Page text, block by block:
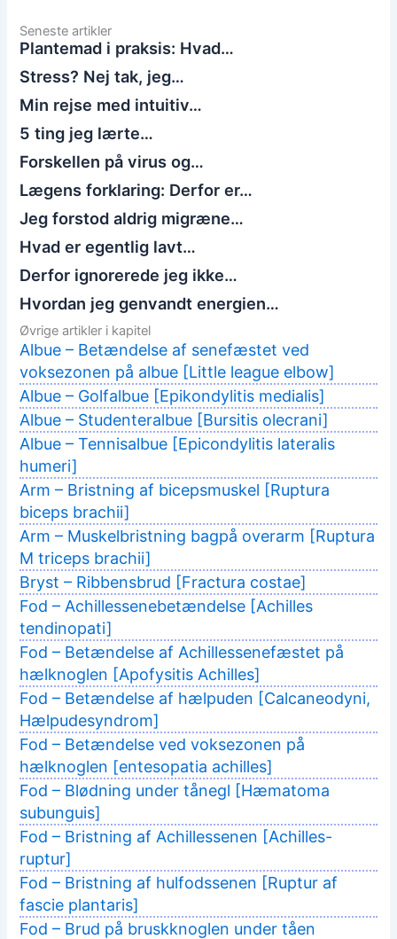
Seneste artikler
Plantemad i praksis: Hvad…
Stress? Nej tak, jeg…
Min rejse med intuitiv…
5 ting jeg lærte…
Forskellen på virus og…
Lægens forklaring: Derfor er…
Jeg forstod aldrig migræne…
Hvad er egentlig lavt…
Derfor ignorerede jeg ikke…
Hvordan jeg genvandt energien…
Øvrige artikler i kapitel
Albue – Betændelse af senefæstet ved
voksezonen på albue [Little league elbow]
Albue – Golfalbue [Epikondylitis medialis]
Albue – Studenteralbue [Bursitis olecrani]
Albue – Tennisalbue [Epicondylitis lateralis
humeri]
Arm – Bristning af bicepsmuskel [Ruptura
biceps brachii]
Arm – Muskelbristning bagpå overarm [Ruptura
M triceps brachii]
Bryst – Ribbensbrud [Fractura costae]
Fod – Achillessenebetændelse [Achilles
tendinopati]
Fod – Betændelse af Achillessenefæstet på
hælknoglen [Apofysitis Achilles]
Fod – Betændelse af hælpuden [Calcaneodyni,
Hælpudesyndrom]
Fod – Betændelse ved voksezonen på
hælknoglen [entesopatia achilles]
Fod – Blødning under tånegl [Hæmatoma
subunguis]
Fod – Bristning af Achillessenen [Achilles-
ruptur]
Fod – Bristning af hulfodssenen [Ruptur af
fascie plantaris]
Fod – Brud på bruskknoglen under tåen